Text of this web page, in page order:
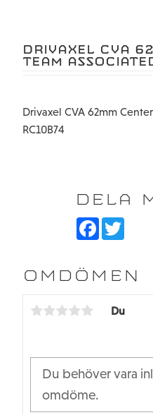
DRIVAXEL CVA
TEAM
Drivaxel CVA 62mm
RC10B74
DELA
F
b
o
T
t
e
OMDÖMEN
Du